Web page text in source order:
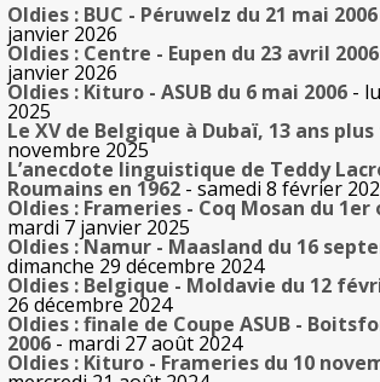
Oldies : BUC - Péruwelz du 21 mai 2006
janvier 2026
Oldies : Centre - Eupen du 23 avril 2006
janvier 2026
Oldies : Kituro - ASUB du 6 mai 2006 -
2025
Le XV de Belgique à Dubaï, 13 ans
novembre 2025
L’anecdote linguistique de Teddy
Roumains en 1962 - samedi 8 février
Oldies : Frameries - Coq Mosan du 1er
mardi 7 janvier 2025
Oldies : Namur - Maasland du 16
dimanche 29 décembre 2024
Oldies : Belgique - Moldavie du 12
26 décembre 2024
Oldies : finale de Coupe ASUB -
2006 - mardi 27 août 2024
Oldies : Kituro - Frameries du 10